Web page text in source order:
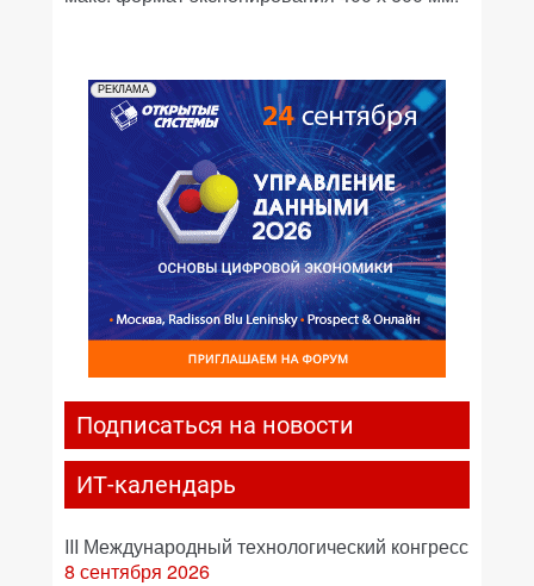
РЕКЛАМА
Подписаться на новости
ИТ-календарь
III Международный технологический конгресс
8 сентября 2026